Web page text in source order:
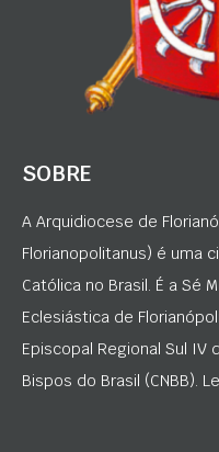
SOBRE
A Arquidiocese de
Florianopolitanus) é uma
Católica no Brasil. É a Sé
Eclesiástica de
Episcopal Regional Sul IV
Bispos do Brasil (CNBB).